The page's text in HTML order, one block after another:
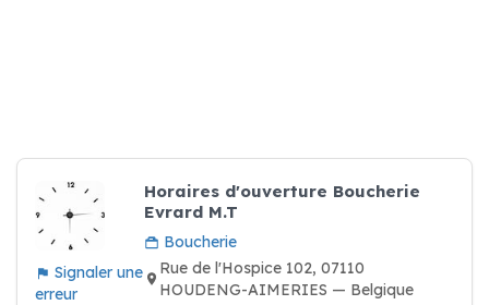
Signaler une
erreur
Horaires d'ouverture Boucherie
Evrard M.T
Boucherie
Rue de l'Hospice 102, 07110
HOUDENG-AIMERIES — Belgique